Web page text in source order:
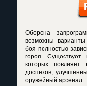
Оборона
возможны варианты
боя полностью
героя. Существует
которых повлияет
доспехов,
оружейный арсенал.